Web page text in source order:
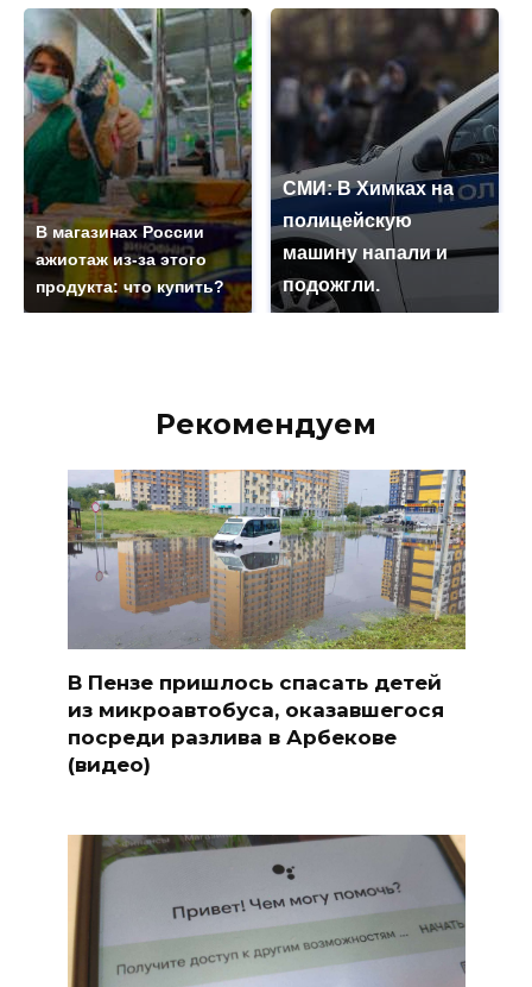
В магазинах России
ажиотаж из-за этого
продукта: что купить?
СМИ: В Химках на
полицейскую
машину напали и
подожгли.
Рекомендуем
В Пензе пришлось спасать детей
из микроавтобуса, оказавшегося
посреди разлива в Арбекове
(видео)